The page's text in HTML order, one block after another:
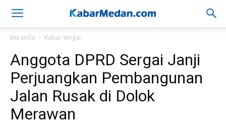
Beranda Kabar Sergai
Anggota DPRD Sergai Janji
Perjuangkan Pembangunan
Jalan Rusak di Dolok
Merawan